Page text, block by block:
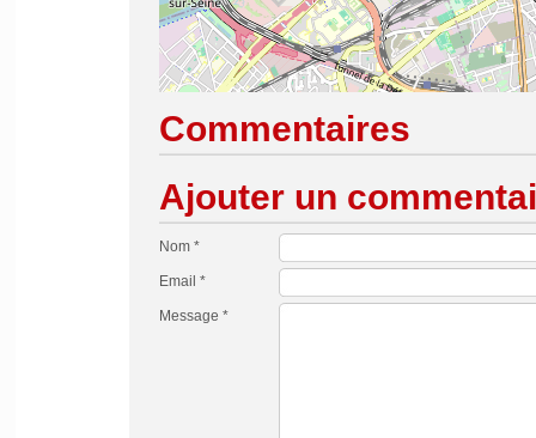
Commentaires
Ajouter un
Nom *
Email *
Message *